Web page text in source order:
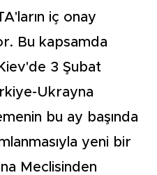
iç onay
Bu kapsamda
3 Şubat
Ukrayna
bu ay başında
yeni bir
Meclisinden